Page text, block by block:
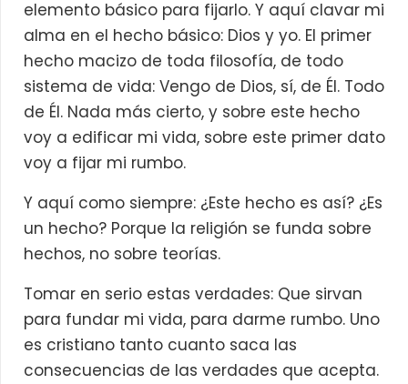
elemento básico para fijarlo. Y aquí clavar mi
alma en el hecho básico: Dios y yo. El primer
hecho macizo de toda filosofía, de todo
sistema de vida: Vengo de Dios, sí, de Él. Todo
de Él. Nada más cierto, y sobre este hecho
voy a edificar mi vida, sobre este primer dato
voy a fijar mi rumbo.
Y aquí como siempre: ¿Este hecho es así? ¿Es
un hecho? Porque la religión se funda sobre
hechos, no sobre teorías.
Tomar en serio estas verdades: Que sirvan
para fundar mi vida, para darme rumbo. Uno
es cristiano tanto cuanto saca las
consecuencias de las verdades que acepta.